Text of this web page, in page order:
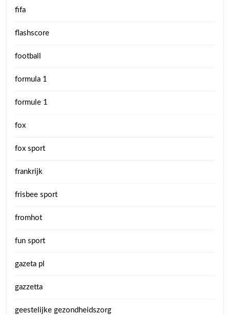
fifa
flashscore
football
formula 1
formule 1
fox
fox sport
frankrijk
frisbee sport
fromhot
fun sport
gazeta pl
gazzetta
geestelijke gezondheidszorg